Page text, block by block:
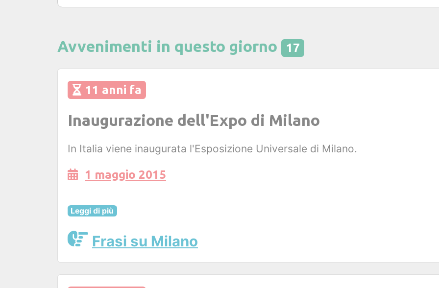
Avvenimenti in questo giorno 17
11 anni fa
Inaugurazione dell'Expo di Milano
In Italia viene inaugurata l'Esposizione Universale di Milano.
1 maggio 2015
Leggi di più
Frasi su Milano